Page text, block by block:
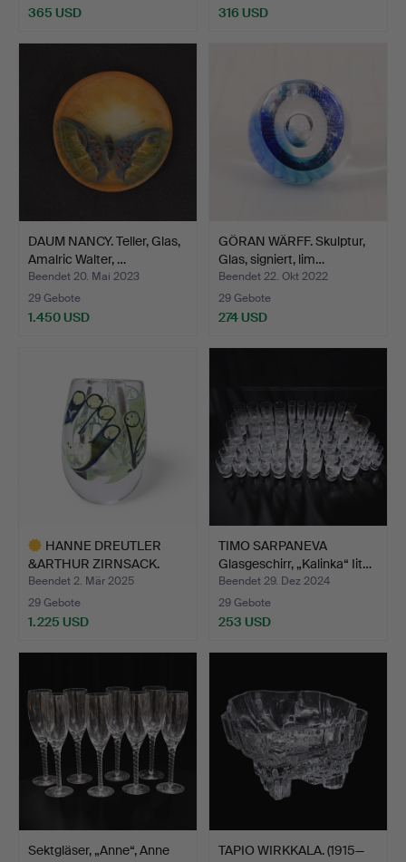
365 USD 316 USD
DAUM NANCY. Teller, Glas,
Amalric Walter, …
Beendet 20. Mai 2023
29 Gebote
1.450 USD
GÖRAN WÄRFF. Skulptur,
Glas, signiert, lim…
Beendet 22. Okt 2022
29 Gebote
274 USD
HANNE DREUTLER
&ARTHUR ZIRNSACK.
Goldgraal…
Beendet 2. Mär 2025
29 Gebote
1.225 USD
TIMO SARPANEVA
Glasgeschirr, „Kalinka“ Iit…
Beendet 29. Dez 2024
29 Gebote
253 USD
Sektgläser, „Anne“, Anne
TAPIO WIRKKALA. (1915—